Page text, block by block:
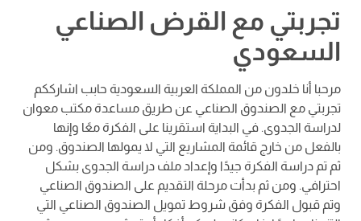
تجربتي مع القرض الصناعي
السعودي
مرحبا أنا خلدون من المملكة العربية السعودية حابب اشارككم
تجربتي مع الصندوق الصناعي عن طريق مساعدة مكتب معوان
لدراسة الجدوى. في البداية استقرينا على الفكرة معًا وإنها
بالفعل من خارج قائمة المشاريع التي لا يمولها الصندوق. ومن
ثم تم دراسة الفكرة جيدًا وإعداد ملف دراسة الجدوى بشكل
احترافي. ومن ثم بدأت مرحلة التقديم على الصندوق الصناعي
وتم قبول الفكرة وفق شروط تمويل الصندوق الصناعي التي